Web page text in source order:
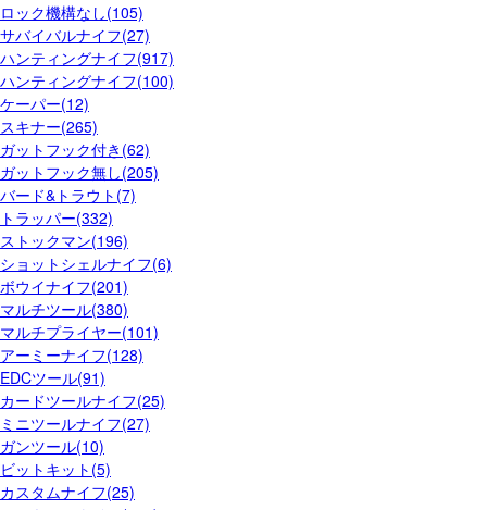
ロック機構なし(105)
サバイバルナイフ(27)
ハンティングナイフ(917)
ハンティングナイフ(100)
ケーパー(12)
スキナー(265)
ガットフック付き(62)
ガットフック無し(205)
バード&トラウト(7)
トラッパー(332)
ストックマン(196)
ショットシェルナイフ(6)
ボウイナイフ(201)
マルチツール(380)
マルチプライヤー(101)
アーミーナイフ(128)
EDCツール(91)
カードツールナイフ(25)
ミニツールナイフ(27)
ガンツール(10)
ビットキット(5)
カスタムナイフ(25)